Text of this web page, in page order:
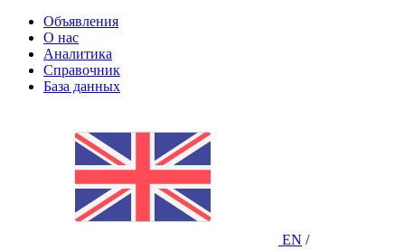
Объявления
О нас
Аналитика
Справочник
База данных
EN /